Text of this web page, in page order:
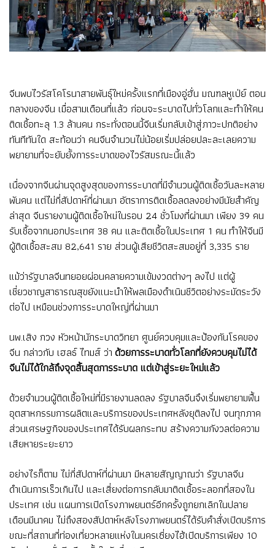
จีนพบไวรัสโคโรนาสายพันธุ์ใหม่ครั้งแรกที่เมืองอู่ฮั่น มณฑลหูเป่ย์ ตอน
กลางของจีน เมื่อสามเดือนที่แล้ว ก่อนจะระบาดไปทั่วโลกและทำให้คน
ติดเชื้อทะลุ 1.3 ล้านคน กระทั่งตอนนี้จีนเริ่มกลับเข้าสู่ภาวะปกติอย่าง
ทันทีทันใด สะท้อนว่า คนจีนจำนวนไม่น้อยเริ่มปล่อยปละละเลยความ
พยายามที่จะยับยั้งการระบาดของไวรัสมรณะนี้แล้ว
เนื่องจากจีนผ่านจุดสูงสุดของการระบาดที่มีจำนวนผู้ติดเชื้อวันละหลาย
พันคน แต่ไม่กี่สัปดาห์ที่ผ่านมา อัตราการติดเชื้อลดลงอย่างมีนัยสำคัญ
ล่าสุด จีนรายงานผู้ติดเชื้อใหม่ในรอบ 24 ชั่วโมงที่ผ่านมา เพียง 39 คน
รับเชื้อจากนอกประเทศ 38 คน และติดเชื้อในประเทศ 1 คน ทำให้จีนมี
ผู้ติดเชื้อสะสม 82,641 ราย ส่วนผู้เสียชีวิตสะสมอยู่ที่ 3,335 ราย
แม้ว่ารัฐบาลจีนทยอยผ่อนคลายความเข้มงวดต่างๆ ลงไป แต่ผู้
เชี่ยวชาญสาธารณสุขยังแนะนำให้พลเมืองดำเนินชีวิตอย่างระมัดระวัง
ต่อไป เหมือนช่วงการระบาดใหญ่ที่ผ่านมา
นพ.เสิง กวง หัวหน้านักระบาดวิทยา ศูนย์ควบคุมและป้องกันโรคของ
จีน กล่าวกับ เฮลธ์ ไทมส์ ว่าด้วยการระบาดทั่วโลกที่ยังควบคุมไม่ได้
จีนไม่ได้ใกล้ถึงจุดสิ้นสุดการระบาด แต่เข้าสู่ระยะใหม่แล้ว
ด้วยจำนวนผู้ติดเชื้อใหม่ที่มีรายงานลดลง รัฐบาลจีนจึงเริ่มพยายามฟื้น
อุตสาหกรรมการผลิตและบริการของประเทศหลังยุติลงไป จนทุกภาค
ส่วนเศรษฐกิจของประเทศได้รับผลกระทบ สร้างความกังวลต่อความ
เสียหายระยะยาว
อย่างไรก็ตาม ไม่กี่สัปดาห์ที่ผ่านมา มีหลายสัญญาณว่า รัฐบาลจีน
ดำเนินการเร็วเกินไป และเสี่ยงต่อการกลับมาติดเชื้อระลอกที่สองใน
ประเทศ เช่น แผนการเปิดโรงภาพยนตร์อีกครั้งถูกยกเลิกในปลาย
เดือนมีนาคม ไม่ถึงสองสัปดาห์หลังโรงภาพยนตร์ได้รับคำสั่งเปิดบริการ
ขณะที่สถานที่ท่องเที่ยวหลายแห่งในนครเซี่ยงไฮ้เปิดบริการเพียง 10